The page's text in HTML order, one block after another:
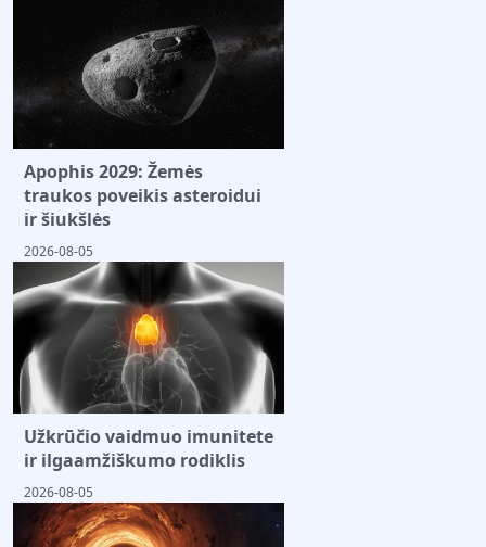
Apophis 2029: Žemės
traukos poveikis asteroidui
ir šiukšlės
2026-08-05
Užkrūčio vaidmuo imunitete
ir ilgaamžiškumo rodiklis
2026-08-05